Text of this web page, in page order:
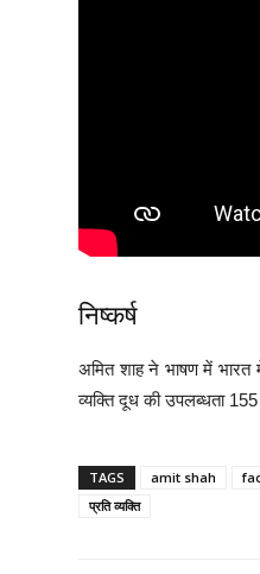
निष्कर्ष
अमित शाह ने भाषण में भारत
व्यक्ति दूध की उपलब्धता 155
TAGS amit shah
प्रति व्यक्ति